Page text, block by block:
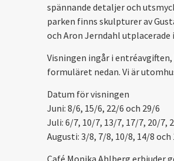
spännande detaljer och
parken finns skulpturer av
och Aron Jerndahl utplacerade
Visningen ingår i
formuläret nedan. Vi är
Datum för visningen
Juni: 8/6, 15/6, 22/6 och 29/6
Juli: 6/7, 10/7, 13/7, 17/7, 20/7,
Augusti: 3/8, 7/8, 10/8, 14/8 och
Café Monika Ahlberg erbjuder